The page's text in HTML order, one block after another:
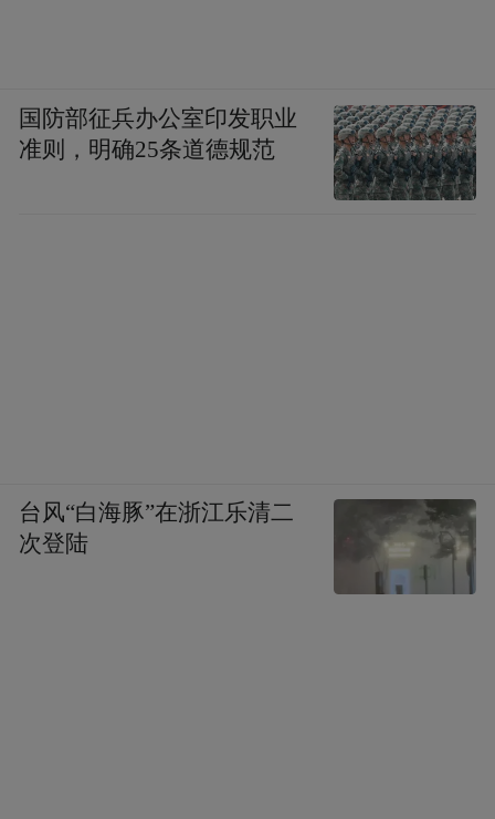
国防部征兵办公室印发职业
准则，明确25条道德规范
台风“白海豚”在浙江乐清二
次登陆